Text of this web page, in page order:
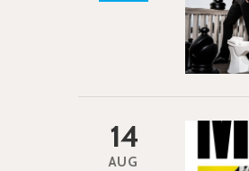
14
AUG